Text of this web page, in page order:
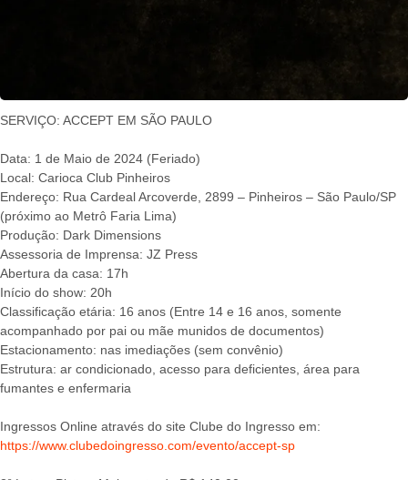
SERVIÇO: ACCEPT EM SÃO PAULO
Data: 1 de Maio de 2024 (Feriado)
Local: Carioca Club Pinheiros
Endereço: Rua Cardeal Arcoverde, 2899 – Pinheiros – São Paulo/SP
(próximo ao Metrô Faria Lima)
Produção: Dark Dimensions
Assessoria de Imprensa: JZ Press
Abertura da casa: 17h
Início do show: 20h
Classificação etária: 16 anos (Entre 14 e 16 anos, somente
acompanhado por pai ou mãe munidos de documentos)
Estacionamento: nas imediações (sem convênio)
Estrutura: ar condicionado, acesso para deficientes, área para
fumantes e enfermaria
Ingressos Online através do site Clube do Ingresso em:
https://www.clubedoingresso.com/evento/accept-sp